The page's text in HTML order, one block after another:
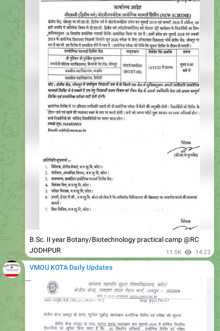
B.Sc. II year Botany/Biotechnology practical camp @RC
JODHPUR
11.5K 14:23
VMOU KOTA Daily Updates